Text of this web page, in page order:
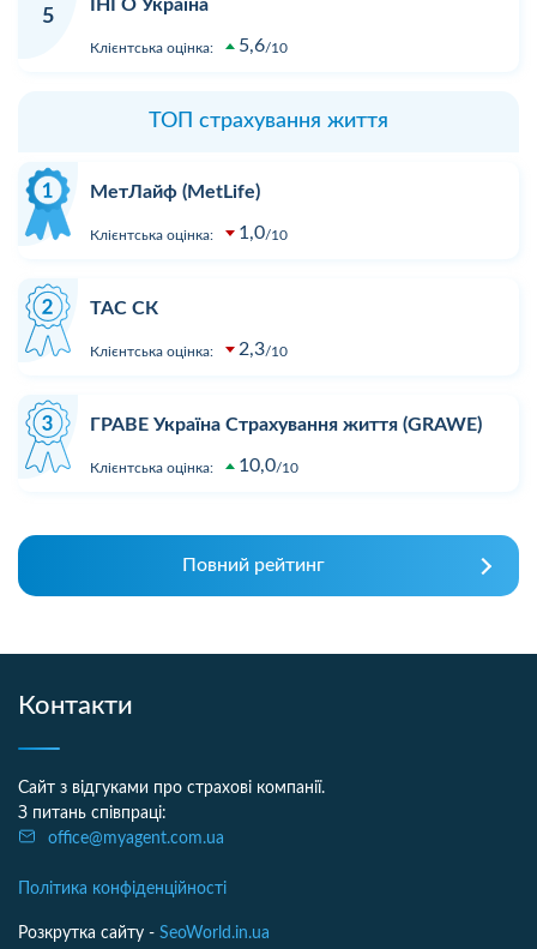
5
ІНГО Україна
Клієнтська оцінка: 5,6 10
ТОП страхування життя
МетЛайф (MetLife)
Клієнтська оцінка: 1,0 10
ТАС СК
Клієнтська оцінка: 2,3 10
ГРАВЕ Україна Страхування життя (GRAWE)
Клієнтська оцінка: 10,0 10
Повний рейтинг
Контакти
Сайт з відгуками про страхові компанії.
З питань співпраці:
office@myagent.com.ua
Політика конфіденційності
Розкрутка сайту - SeoWorld.in.ua